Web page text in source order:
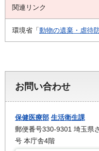
関連リンク
環境省「動物の遺棄・虐待
お問い合わせ
保健医療部 生活衛生課
郵便番号330-9301 埼玉県
号 本庁舎4階